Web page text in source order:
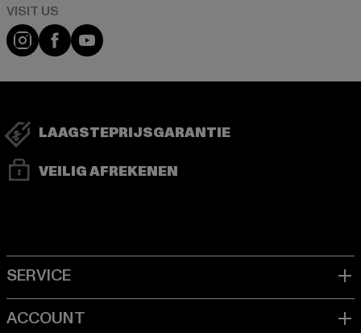
Visit our Instagram page:
Visit our Facebook page:
Visit our YouTube channel:
LAAGSTEPRIJSGARANTIE
VEILIG AFREKENEN